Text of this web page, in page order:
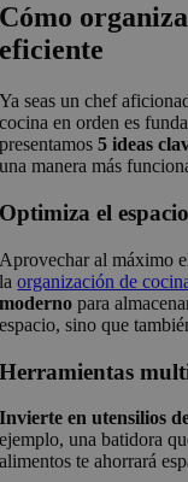
Cómo
eficiente
Ya seas un chef
cocina en orden es
presentamos5 ideas
una manera más
Optimiza el
Aprovechar al máximo
laorganización de
moderno para
espacio, sino que
Herramientas
Invierte en utensilios
ejemplo, una batidora
alimentos te ahorrará